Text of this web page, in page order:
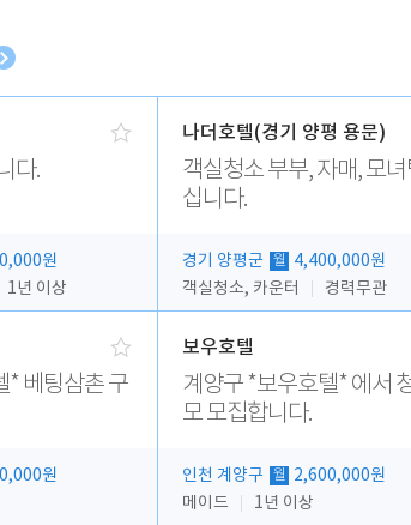
다.
원
1년 이상
나더호텔(경기 양평 용문)
객실청소 부부, 자매, 모
십니다.
경기 양평군 월
4,400,000원
객실청소, 카운터
경력무관
* 베팅삼촌 구
원
보우호텔
계양구 *보우호텔* 에서
모 모집합니다.
인천 계양구 월
2,600,000원
메이드
1년 이상